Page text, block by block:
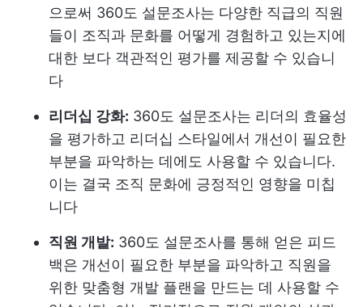
으로써 360도 설문조사는 다양한 직급의 직원
들이 조직과 문화를 어떻게 경험하고 있는지에
대한 보다 객관적인 평가를 제공할 수 있습니
다
리더십 강화: 360도 설문조사는 리더의 효율성
을 평가하고 리더십 스타일에서 개선이 필요한
부분을 파악하는 데에도 사용할 수 있습니다.
이는 결국 조직 문화에 긍정적인 영향을 미칩
니다
직원 개발: 360도 설문조사를 통해 얻은 피드
백은 개선이 필요한 부분을 파악하고 직원을
위한 맞춤형 개발 플랜을 만드는 데 사용할 수